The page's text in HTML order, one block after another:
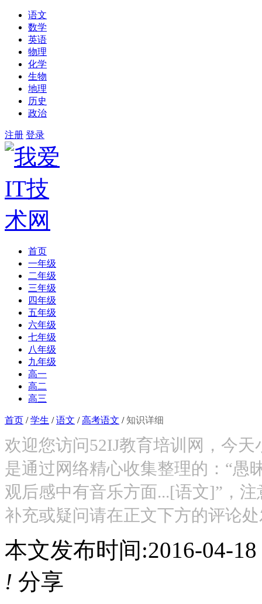
语文
数学
英语
物理
化学
生物
地理
历史
政治
注册 登录
首页
一年级
二年级
三年级
四年级
五年级
六年级
七年级
八年级
九年级
高一
高二
高三
首页 /学生 /语文 /高考语文 /知识详细
欢迎您访问52IJ教育培训网，今
是通过网络精心收集整理的：“愚
观后感中有音乐方面...[语文]”，
补充或疑问请在正文下方的评论
本文发布时间:2016-04-
! 分享